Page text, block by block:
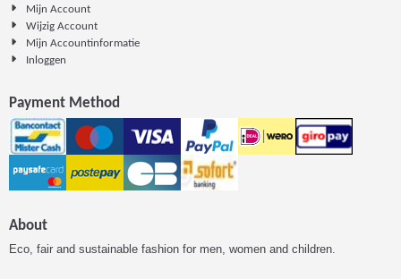
Mijn Account
Wijzig Account
Mijn Accountinformatie
Inloggen
Payment Method
About
Eco, fair and sustainable fashion for men, women and children.